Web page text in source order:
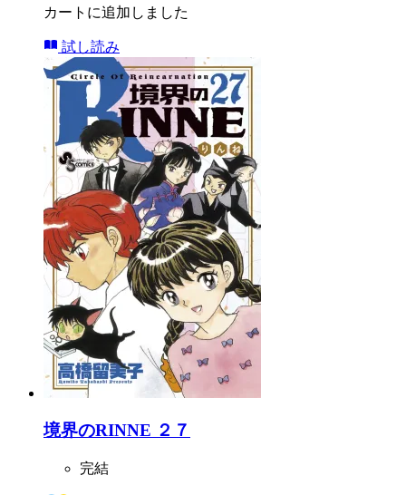
カートに追加しました
試し読み
境界のRINNE ２７
完結